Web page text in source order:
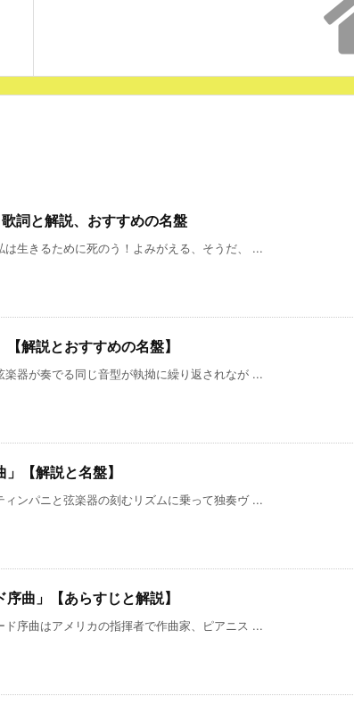
詞と解説、おすすめの名盤
生きるために死のう！よみがえる、そうだ、 ...
解説とおすすめの名盤】
器が奏でる同じ音型が執拗に繰り返されなが ...
【解説と名盤】
ンパニと弦楽器の刻むリズムに乗って独奏ヴ ...
曲」【あらすじと解説】
ド序曲はアメリカの指揮者で作曲家、ピアニス ...